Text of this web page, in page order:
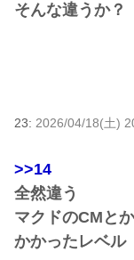
そんな違うか？
23: 2026/04/18(土)
>>14
全然違う
マクドのCMと
かかったレベル